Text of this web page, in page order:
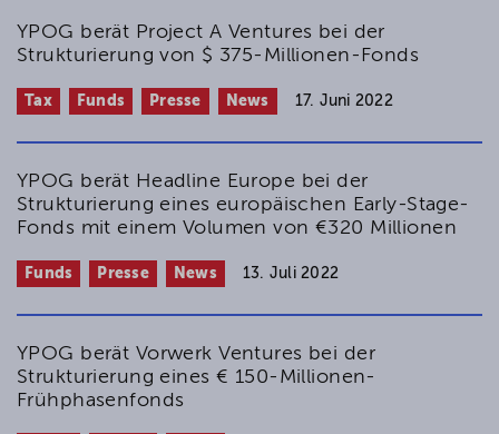
YPOG berät Project A Ventures bei der
Strukturierung von $ 375-Millionen-Fonds
Tax Funds Presse News 17. Juni 2022
YPOG berät Headline Europe bei der
Strukturierung eines europäischen Early-Stage-
Fonds mit einem Volumen von €320 Millionen
Funds Presse News 13. Juli 2022
YPOG berät Vorwerk Ventures bei der
Strukturierung eines € 150-Millionen-
Frühphasenfonds